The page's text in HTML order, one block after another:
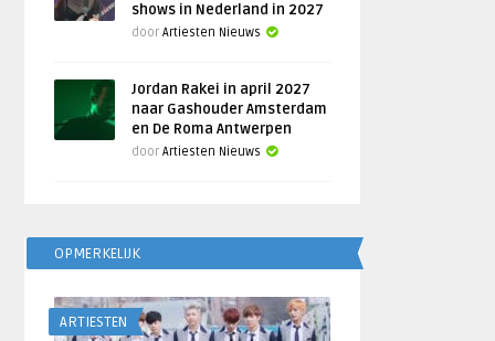
shows in Nederland in 2027
doorArtiesten Nieuws
Jordan Rakei in april 2027
naar Gashouder Amsterdam
en De Roma Antwerpen
doorArtiesten Nieuws
OPMERKELIJK
ARTIESTEN